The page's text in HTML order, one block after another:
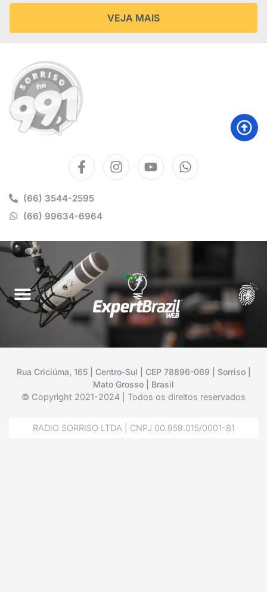
VEJA MAIS
(66) 3544-2595
(66) 99634-6964
Rua Criciúma, 165 | Centro-Sul | CEP 78896-069 | Sorriso |
Mato Grosso | Brasil
© Copyright 2021-2024 | Todos os direitos reservados
RADIO SORRISO LTDA | CNPJ 00.959.015/0001-81